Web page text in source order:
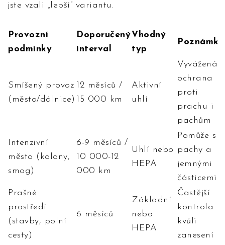
jste vzali „lepší” variantu.
Provozní
podmínky
Doporučený
interval
Vhodný
typ
Poznámka
Smíšený provoz
(město/dálnice)
12 měsíců /
15 000 km
Aktivní
uhlí
Vyvážená
ochrana
proti
prachu i
pachům
Intenzivní
město (kolony,
smog)
6-9 měsíců /
10 000-12
000 km
Uhlí nebo
HEPA
Pomůže s
pachy a
jemnými
částicemi
Prašné
prostředí
(stavby, polní
cesty)
6 měsíců
Základní
nebo
HEPA
Častější
kontrola
kvůli
zanesení